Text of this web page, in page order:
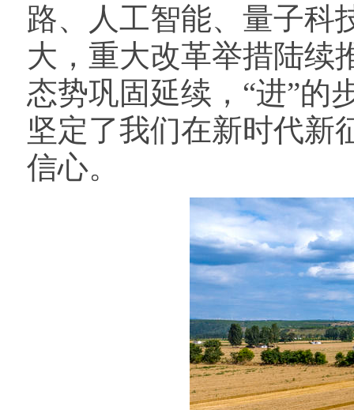
路、人工智能、量子科
大，重大改革举措陆
态势巩固延续，“进”的
坚定了我们在新时代新
信心。